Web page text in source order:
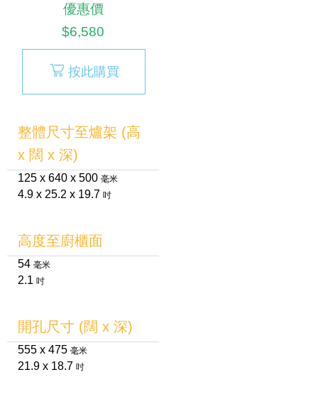
優惠價
$6,580
按此購買
整體尺寸至爐架 (高
x 闊 x 深)
125 x 640 x 500 毫米
4.9 x 25.2 x 19.7 吋
高度至廚櫃面
54 毫米
2.1 吋
開孔尺寸 (闊 x 深)
555 x 475 毫米
21.9 x 18.7 吋